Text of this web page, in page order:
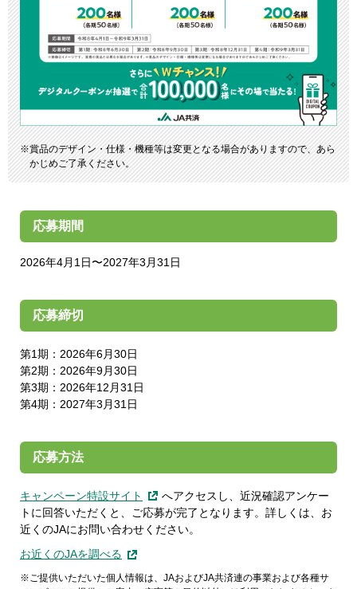
賞品のデザイン・仕様・機種等は変更となる場合がありますので、あら
かじめご了承ください。
応募期間
2026年4月1日〜2027年3月31日
応募締切
第1期：2026年6月30日
第2期：2026年9月30日
第3期：2026年12月31日
第4期：2027年3月31日
応募方法
キャンペーン特設サイト
へアクセスし、近況確認アンケー
トに回答いただくと、ご応募が完了となります。詳しくは、お
近くのJAにお問い合わせください。
お近くのJAを調べる
ご提供いただいた個人情報は、JAおよびJA共済連の事業および各種サ